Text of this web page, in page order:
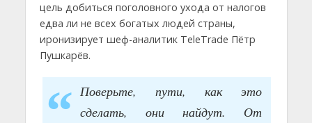
цель добиться поголовного ухода от налогов
едва ли не всех богатых людей страны,
иронизирует шеф-аналитик TeleTrade Пётр
Пушкарёв.
Поверьте, пути, как это
сделать, они найдут. От